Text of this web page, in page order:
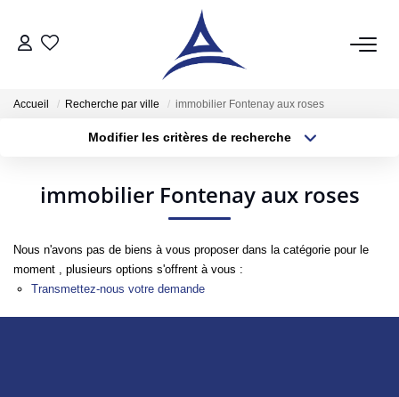
VENTES
Acheter
Vendre
Estimer
Accueil Recherche par ville immobilier Fontenay aux roses
Modifier les critères de recherche
Type de bien
Surface min
Budget max Plus de critères
immobilier Fontenay aux roses
Nous n'avons pas de biens à vous proposer dans la catégorie pour le
moment , plusieurs options s'offrent à vous :
Transmettez-nous votre demande